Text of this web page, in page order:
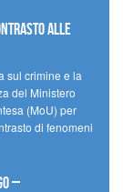
alle
sul crimine e la
del Ministero
(MoU) per
di fenomeni
–